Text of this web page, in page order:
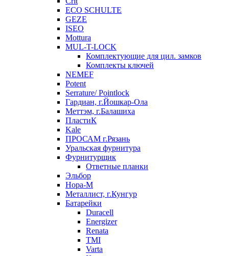
ECO SCHULTE
GEZE
ISEO
Mottura
MUL-T-LOCK
Комплектующие для цил. замков
Комплекты ключей
NEMEF
Potent
Serrature/ Pointlock
Гардиан, г.Йошкар-Ола
Меттэм, г.Балашиха
ПластиК
Kale
ПРОСАМ г.Рязань
Уральская фурнитура
Фурнитурщик
Ответные планки
Эльбор
Нора-М
Металлист, г.Кунгур
Батарейки
Duracell
Energizer
Renata
TMI
Varta